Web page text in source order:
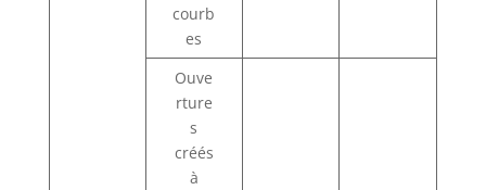
courb
es
Ouve
rture
s
créés
à